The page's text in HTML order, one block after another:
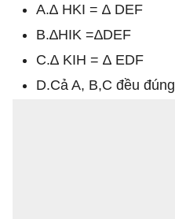
A.∆ HKI = ∆ DEF
B.∆HIK =∆DEF
C.∆ KIH = ∆ EDF
D.Cả A, B,C đều đúng